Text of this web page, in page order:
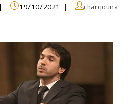
charqouna
19/10/2021